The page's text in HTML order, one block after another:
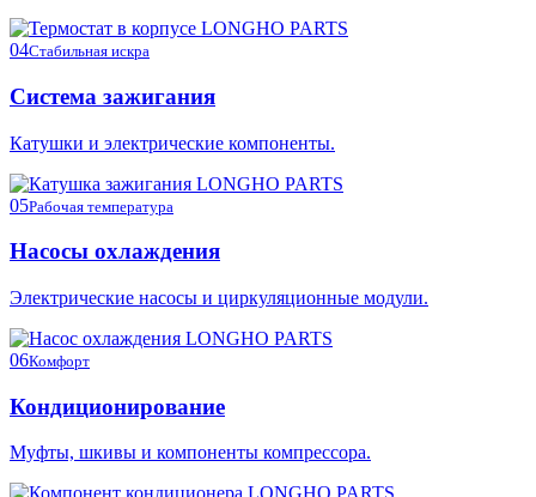
04Стабильная искра
Система зажигания
Катушки и электрические компоненты.
05Рабочая температура
Насосы охлаждения
Электрические насосы и циркуляционные модули.
06Комфорт
Кондиционирование
Муфты, шкивы и компоненты компрессора.